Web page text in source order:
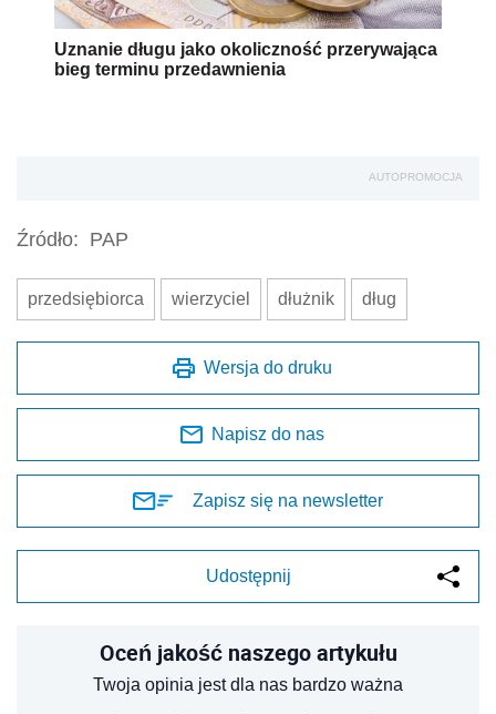
Uznanie długu jako okoliczność przerywająca
bieg terminu przedawnienia
AUTOPROMOCJA
Źródło: PAP
przedsiębiorca wierzyciel dłużnik dług
Wersja do druku
Napisz do nas
Zapisz się na newsletter
Udostępnij
Oceń jakość naszego artykułu
Twoja opinia jest dla nas bardzo ważna